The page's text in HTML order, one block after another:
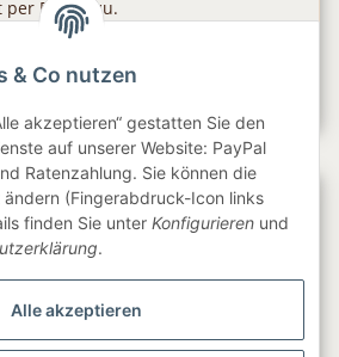
E-Mail zu.
& Co nutzen
akzeptieren“ gestatten Sie den
auf unserer Website: PayPal
Ratenzahlung. Sie können die
ändern (Fingerabdruck-Icon links
finden Sie unter Konfigurieren und
.
Alle akzeptieren